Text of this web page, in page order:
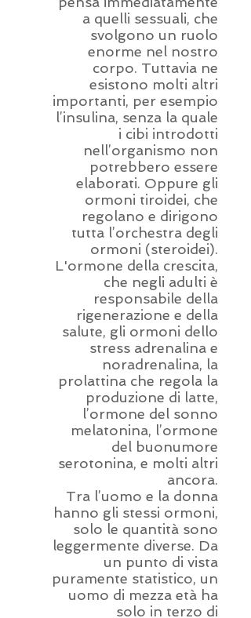
a quelli sessuali, che
svolgono un ruolo
enorme nel nostro
corpo. Tuttavia ne
esistono molti altri
importanti, per esempio
l’insulina, senza la quale
i cibi introdotti
nell’organismo non
potrebbero essere
elaborati. Oppure gli
ormoni tiroidei, che
regolano e dirigono
tutta l’orchestra degli
ormoni (steroidei).
L'ormone della crescita,
che negli adulti è
responsabile della
rigenerazione e della
salute, gli ormoni dello
stress adrenalina e
noradrenalina, la
prolattina che regola la
produzione di latte,
l’ormone del sonno
melatonina, l’ormone
del buonumore
serotonina, e molti altri
ancora.
Tra l’uomo e la donna
hanno gli stessi ormoni,
solo le quantità sono
leggermente diverse. Da
un punto di vista
puramente statistico, un
uomo di mezza età ha
solo in terzo di